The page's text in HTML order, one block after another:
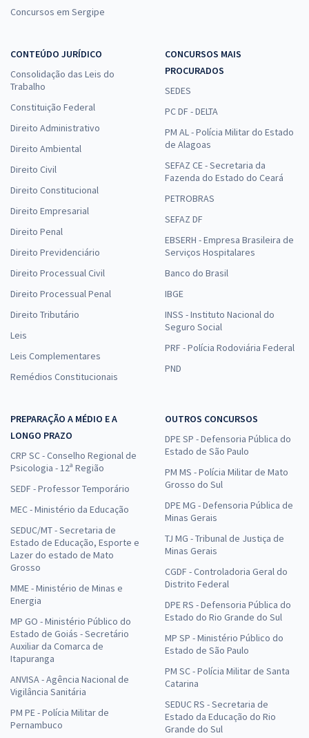
Concursos em Sergipe
CONTEÚDO JURÍDICO
Consolidação das Leis do
Trabalho
Constituição Federal
Direito Administrativo
Direito Ambiental
Direito Civil
Direito Constitucional
Direito Empresarial
Direito Penal
Direito Previdenciário
Direito Processual Civil
Direito Processual Penal
Direito Tributário
Leis
Leis Complementares
Remédios Constitucionais
CONCURSOS MAIS
PROCURADOS
SEDES
PC DF - DELTA
PM AL - Polícia Militar do Estado
de Alagoas
SEFAZ CE - Secretaria da
Fazenda do Estado do Ceará
PETROBRAS
SEFAZ DF
EBSERH - Empresa Brasileira de
Serviços Hospitalares
Banco do Brasil
IBGE
INSS - Instituto Nacional do
Seguro Social
PRF - Polícia Rodoviária Federal
PND
PREPARAÇÃO A MÉDIO E A
LONGO PRAZO
CRP SC - Conselho Regional de
Psicologia - 12ª Região
SEDF - Professor Temporário
MEC - Ministério da Educação
SEDUC/MT - Secretaria de
Estado de Educação, Esporte e
Lazer do estado de Mato
Grosso
MME - Ministério de Minas e
Energia
MP GO - Ministério Público do
Estado de Goiás - Secretário
Auxiliar da Comarca de
Itapuranga
ANVISA - Agência Nacional de
Vigilância Sanitária
PM PE - Polícia Militar de
Pernambuco
OUTROS CONCURSOS
DPE SP - Defensoria Pública do
Estado de São Paulo
PM MS - Polícia Militar de Mato
Grosso do Sul
DPE MG - Defensoria Pública de
Minas Gerais
TJ MG - Tribunal de Justiça de
Minas Gerais
CGDF - Controladoria Geral do
Distrito Federal
DPE RS - Defensoria Pública do
Estado do Rio Grande do Sul
MP SP - Ministério Público do
Estado de São Paulo
PM SC - Polícia Militar de Santa
Catarina
SEDUC RS - Secretaria de
Estado da Educação do Rio
Grande do Sul